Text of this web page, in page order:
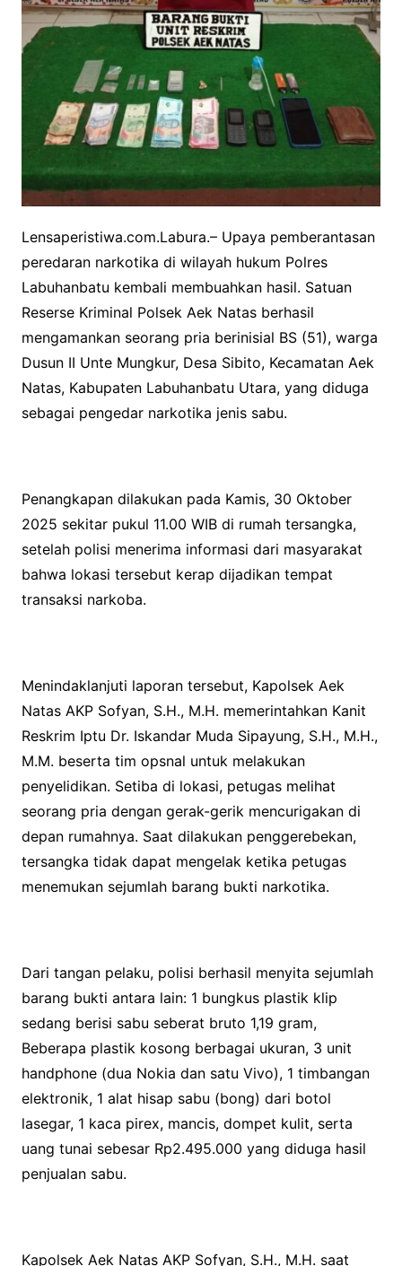
Lensaperistiwa.com.Labura.– Upaya pemberantasan
peredaran narkotika di wilayah hukum Polres
Labuhanbatu kembali membuahkan hasil. Satuan
Reserse Kriminal Polsek Aek Natas berhasil
mengamankan seorang pria berinisial BS (51), warga
Dusun II Unte Mungkur, Desa Sibito, Kecamatan Aek
Natas, Kabupaten Labuhanbatu Utara, yang diduga
sebagai pengedar narkotika jenis sabu.
Penangkapan dilakukan pada Kamis, 30 Oktober
2025 sekitar pukul 11.00 WIB di rumah tersangka,
setelah polisi menerima informasi dari masyarakat
bahwa lokasi tersebut kerap dijadikan tempat
transaksi narkoba.
Menindaklanjuti laporan tersebut, Kapolsek Aek
Natas AKP Sofyan, S.H., M.H. memerintahkan Kanit
Reskrim Iptu Dr. Iskandar Muda Sipayung, S.H., M.H.,
M.M. beserta tim opsnal untuk melakukan
penyelidikan. Setiba di lokasi, petugas melihat
seorang pria dengan gerak-gerik mencurigakan di
depan rumahnya. Saat dilakukan penggerebekan,
tersangka tidak dapat mengelak ketika petugas
menemukan sejumlah barang bukti narkotika.
Dari tangan pelaku, polisi berhasil menyita sejumlah
barang bukti antara lain: 1 bungkus plastik klip
sedang berisi sabu seberat bruto 1,19 gram,
Beberapa plastik kosong berbagai ukuran, 3 unit
handphone (dua Nokia dan satu Vivo), 1 timbangan
elektronik, 1 alat hisap sabu (bong) dari botol
lasegar, 1 kaca pirex, mancis, dompet kulit, serta
uang tunai sebesar Rp2.495.000 yang diduga hasil
penjualan sabu.
Kapolsek Aek Natas AKP Sofyan, S.H., M.H. saat